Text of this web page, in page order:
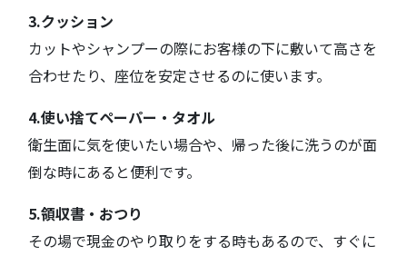
3.クッション
カットやシャンプーの際にお客様の下に敷いて高さを
合わせたり、座位を安定させるのに使います。
4.使い捨てペーパー・タオル
衛生面に気を使いたい場合や、帰った後に洗うのが面
倒な時にあると便利です。
5.領収書・おつり
その場で現金のやり取りをする時もあるので、すぐに